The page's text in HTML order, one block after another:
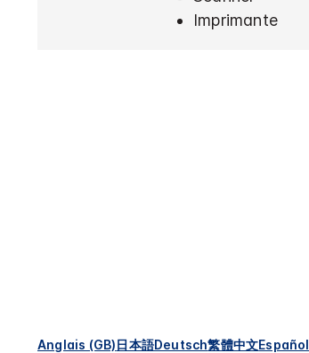
Imprimante
Anglais (GB)日本語Deutsch繁體中文Español